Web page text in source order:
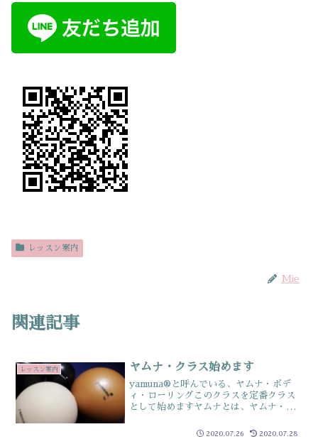
レッスン案内
Mie
関連記事
レッスン案内 ヤムナ・クラス始めます
yamuna®と呼んでいる、ヤムナ・ボデ
ィ・ローリングこのクラスを定番クラス
として始めますヤムナとは、ヤムナ・ゼ
ューヨーク生まれの究極のストレッチ大
2020.07.26 2020.07.28